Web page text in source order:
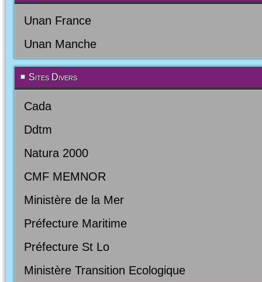
Unan France
Unan Manche
Sites Divers
Cada
Ddtm
Natura 2000
CMF MEMNOR
Ministère de la Mer
Préfecture Maritime
Préfecture St Lo
Ministère Transition Ecologique